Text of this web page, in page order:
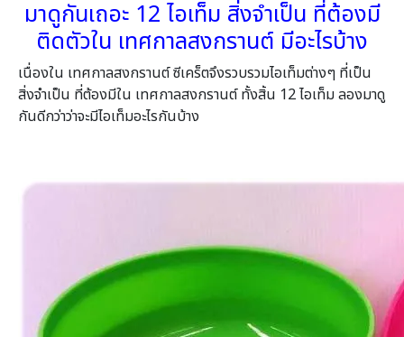
มาดูกันเถอะ 12 ไอเท็ม สิ่งจำเป็น ที่ต้องมี
ติดตัวใน เทศกาลสงกรานต์ มีอะไรบ้าง
เนื่องใน เทศกาลสงกรานต์ ซีเคร็ตจึงรวบรวมไอเท็มต่างๆ ที่เป็น
สิ่งจำเป็น ที่ต้องมีใน เทศกาลสงกรานต์ ทั้งสิ้น 12 ไอเท็ม ลองมาดู
กันดีกว่าว่าจะมีไอเท็มอะไรกันบ้าง